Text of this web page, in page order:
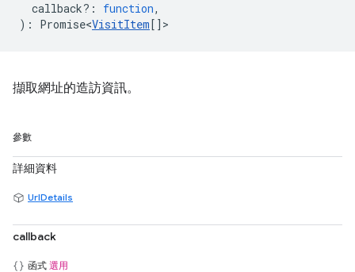
callback? : function,
) : Promise<VisitItem[] >
擷取網址的造訪資訊。
參數
詳細資料
UrlDetails
callback
函式 選用